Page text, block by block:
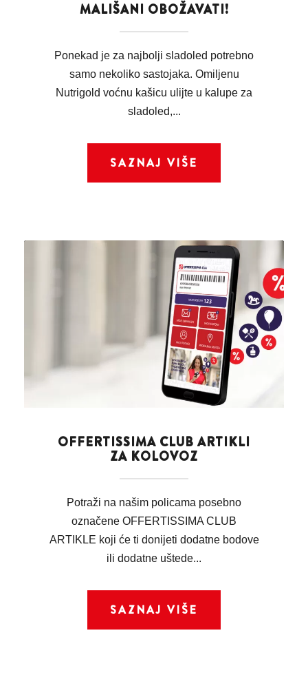
MALIŠANI OBOŽAVATI!
Ponekad je za najbolji sladoled potrebno
samo nekoliko sastojaka. Omiljenu
Nutrigold voćnu kašicu ulijte u kalupe za
sladoled,...
SAZNAJ VIŠE
OFFERTISSIMA CLUB ARTIKLI
ZA KOLOVOZ
Potraži na našim policama posebno
označene OFFERTISSIMA CLUB
ARTIKLE koji će ti donijeti dodatne bodove
ili dodatne uštede...
SAZNAJ VIŠE